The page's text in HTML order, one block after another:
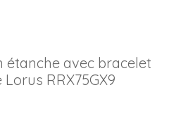
étanche avec bracelet
RRX75GX9